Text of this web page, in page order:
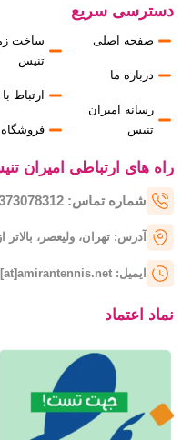
دسترسی سریع
صفحه اصلی
درباره ما
رسانه امیران
تنیس
ساخت
تنیس
ارتباط
فروشگاه
راه های ارتباطی امیران
شماره تماس: 09373078312 - 09128983902
آدرس: تهران، ولیعصر،
ایمیل: info[at]amirantennis.net
نماد اعتماد